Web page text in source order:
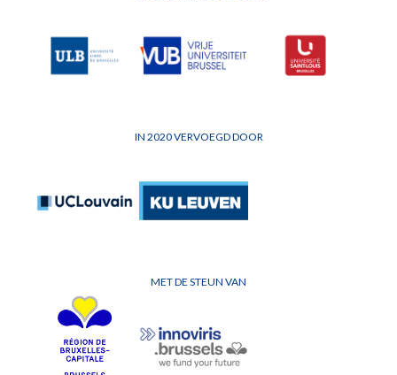
IN 2020 VERVOEGD DOOR
MET DE STEUN VAN